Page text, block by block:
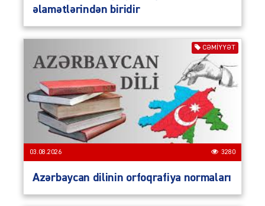
əlamətlərindən biridir
CƏMIYYƏT
03.08.2026 3280
Azərbaycan dilinin orfoqrafiya normaları